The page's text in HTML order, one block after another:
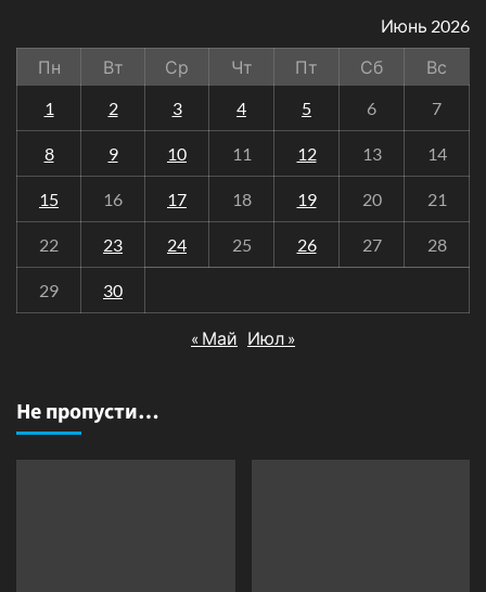
Июнь 2026
Пн
Вт Ср Чт Пт Сб
Вс
1
2 3 4 5 6 7
8 9 10 11 12 13 14
15 16 17 18 19 20 21
22 23 24 25 26 27 28
29 30
« Май Июл »
Не пропусти…